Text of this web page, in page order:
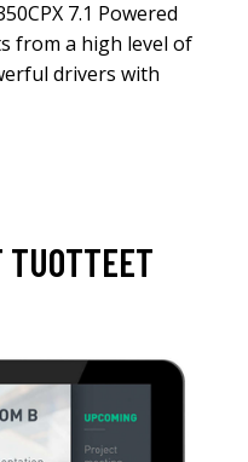
7.1 Powered
from a high level of
drivers with
TUOTTEET